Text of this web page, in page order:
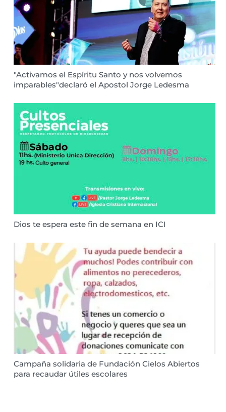
"Activamos el Espíritu Santo y nos volvemos
imparables"declaró el Apostol Jorge Ledesma
Dios te espera este fin de semana en ICI
Campaña solidaria de Fundación Cielos Abiertos
para recaudar útiles escolares